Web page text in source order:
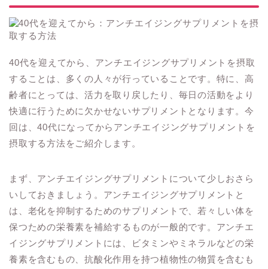
40代を迎えてから、アンチエイジングサプリメントを摂取
することは、多くの人々が行っていることです。特に、高
齢者にとっては、活力を取り戻したり、毎日の活動をより
快適に行うために欠かせないサプリメントとなります。今
回は、40代になってからアンチエイジングサプリメントを
摂取する方法をご紹介します。
まず、アンチエイジングサプリメントについて少しおさら
いしておきましょう。アンチエイジングサプリメントと
は、老化を抑制するためのサプリメントで、若々しい体を
保つための栄養素を補給するものが一般的です。アンチエ
イジングサプリメントには、ビタミンやミネラルなどの栄
養素を含むもの、抗酸化作用を持つ植物性の物質を含むも